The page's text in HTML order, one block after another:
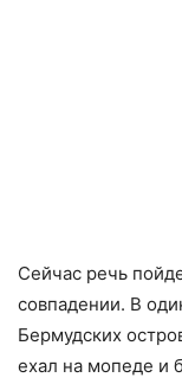
Сейчас речь
совпадении. В
Бермудских
ехал на мопеде и